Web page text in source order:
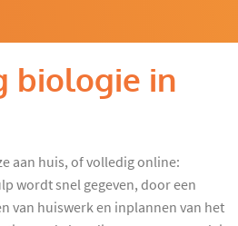
biologie in
aan huis, of volledig online:
wordt snel gegeven, door een
van huiswerk en inplannen van het